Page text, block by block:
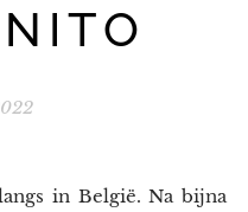
in België. Na bijna